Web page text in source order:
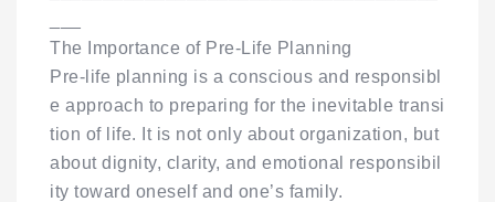
The Importance of Pre-Life Planning
Pre-life planning is a conscious and responsibl
e approach to preparing for the inevitable transi
tion of life. It is not only about organization, but
about dignity, clarity, and emotional responsibil
ity toward oneself and one’s family.